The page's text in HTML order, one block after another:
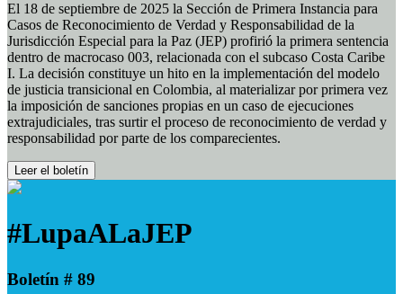
El 18 de septiembre de 2025 la Sección de Primera Instancia para
Casos de Reconocimiento de Verdad y Responsabilidad de la
Jurisdicción Especial para la Paz (JEP) profirió la primera sentencia
dentro de macrocaso 003, relacionada con el subcaso Costa Caribe
I. La decisión constituye un hito en la implementación del modelo
de justicia transicional en Colombia, al materializar por primera vez
la imposición de sanciones propias en un caso de ejecuciones
extrajudiciales, tras surtir el proceso de reconocimiento de verdad y
responsabilidad por parte de los comparecientes.
Leer el boletín
#LupaALaJEP
Boletín # 89